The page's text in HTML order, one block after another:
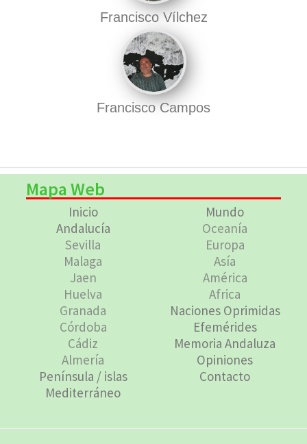
Francisco Vílchez
Francisco Campos
Mapa Web
Inicio
Andalucía
Sevilla
Malaga
Jaen
Huelva
Granada
Córdoba
Cádiz
Almería
Península / islas
Mediterráneo
Mundo
Oceanía
Europa
Asía
América
Africa
Naciones Oprimidas
Efemérides
Memoria Andaluza
Opiniones
Contacto